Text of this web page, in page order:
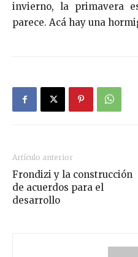
invierno, la primavera
parece. Acá hay una
Artículo anterior
Frondizi y la construcción
de acuerdos para el
desarrollo